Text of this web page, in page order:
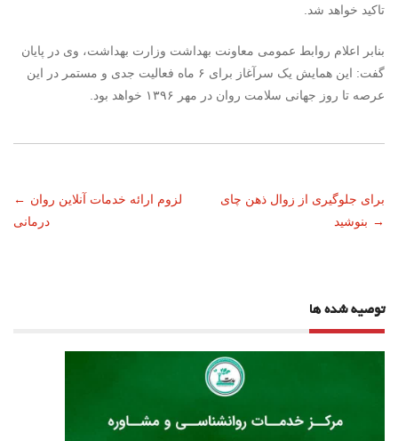
تاکید خواهد شد.
بنابر اعلام روابط عمومی معاونت بهداشت وزارت بهداشت، وی در پایان
گفت: این همایش یک سرآغاز برای ۶ ماه فعالیت جدی و مستمر در این
عرصه تا روز جهانی سلامت روان در مهر ۱۳۹۶ خواهد بود.
ناوبری
نوشته
← لزوم ارائه خدمات آنلاین روان
درمانی
برای جلوگیری از زوال ذهن چای
بنوشید →
توصیه شده ها